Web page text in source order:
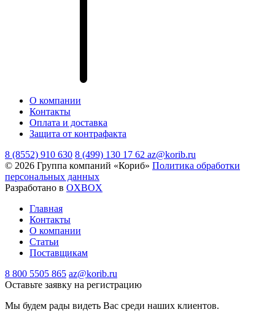
О компании
Контакты
Оплата и доставка
Защита от контрафакта
8 (8552) 910 630 8 (499) 130 17 62 az@korib.ru
© 2026 Группа компаний «Кориб» Политика обработки
персональных данных
Разработано в OXBOX
Главная
Контакты
О компании
Статьи
Поставщикам
8 800 5505 865 az@korib.ru
Оставьте заявку на регистрацию
Мы будем рады видеть Вас среди наших клиентов.